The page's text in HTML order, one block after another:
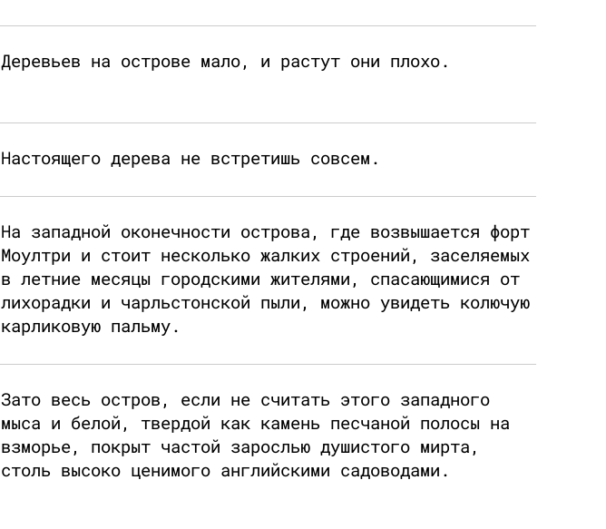
Деревьев на острове мало, и растут они плохо.
Настоящего дерева не встретишь совсем.
На западной оконечности острова, где возвышается форт
Моултри и стоит несколько жалких строений, заселяемых
в летние месяцы городскими жителями, спасающимися от
лихорадки и чарльстонской пыли, можно увидеть колючую
карликовую пальму.
Зато весь остров, если не считать этого западного
мыса и белой, твердой как камень песчаной полосы на
взморье, покрыт частой зарослью душистого мирта,
столь высоко ценимого английскими садоводами.